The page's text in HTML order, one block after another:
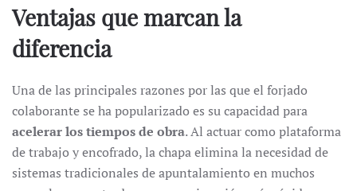
Ventajas que marcan la
diferencia
Una de las principales razones por las que el forjado
colaborante se ha popularizado es su capacidad para
acelerar los tiempos de obra. Al actuar como plataforma
de trabajo y encofrado, la chapa elimina la necesidad de
sistemas tradicionales de apuntalamiento en muchos